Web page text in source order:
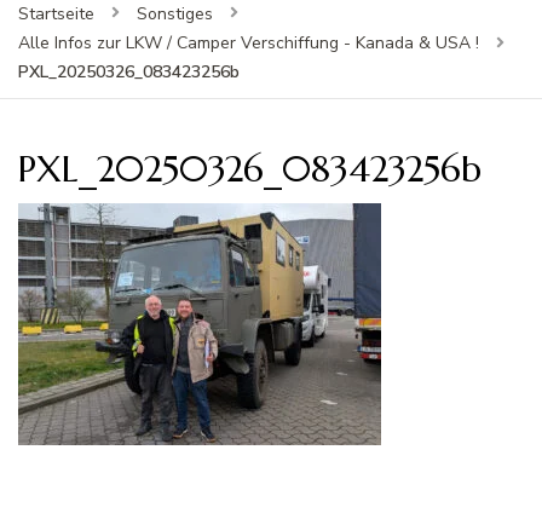
Startseite
Sonstiges
Alle Infos zur LKW / Camper Verschiffung - Kanada & USA !
PXL_20250326_083423256b
PXL_20250326_083423256b